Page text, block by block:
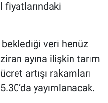
fiyatlarındaki
beklediği veri henüz
ayına ilişkin tarım
artışı rakamları
yayımlanacak.